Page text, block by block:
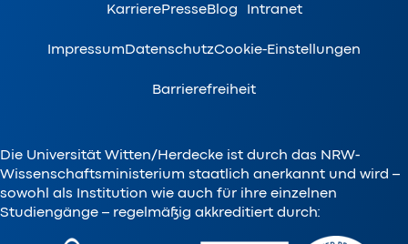
KarrierePresseBlog Intranet
ImpressumDatenschutzCookie-Einstellungen
Barrierefreiheit
Die Universität Witten/Herdecke ist durch das NRW-
Wissenschaftsministerium staatlich anerkannt und wird –
sowohl als Institution wie auch für ihre einzelnen
Studiengänge – regelmäßig akkreditiert durch: